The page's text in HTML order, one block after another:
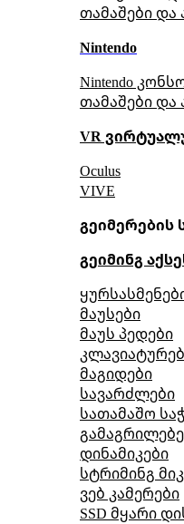
თამაშები და
Nintendo
Nintendo
თამაშები და
VR
Oculus
VIVE
გეიმერების
გეიმინგ
მაუსები
მაუს პედები
მაგიდები
სავარძლები
სათამაშო
დინამიკები
სტრიმინგ
ვებ კამერები
SSD მყარი